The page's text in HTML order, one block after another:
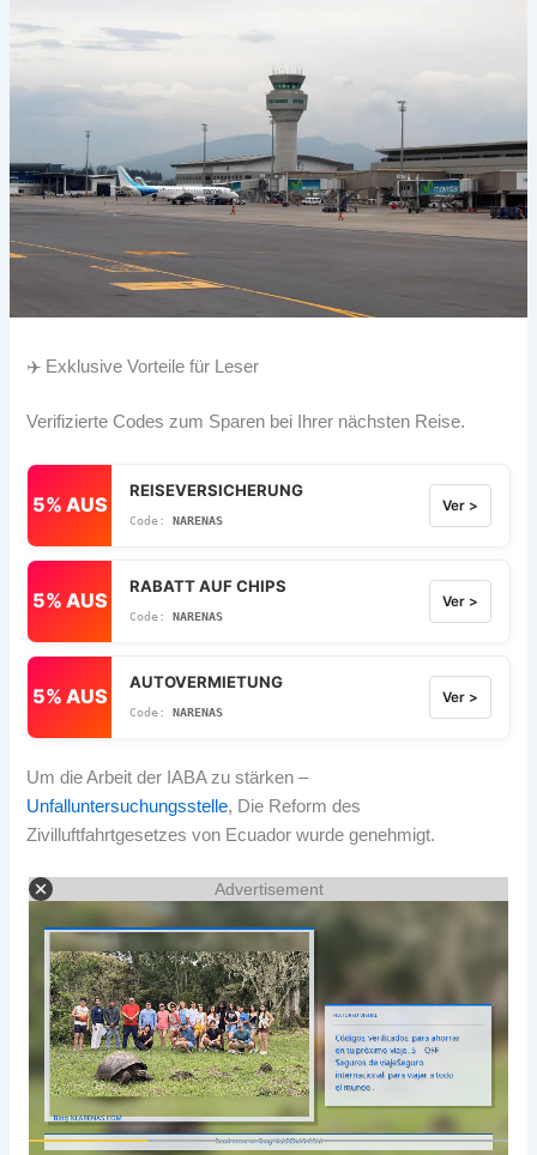
✈️ Exklusive Vorteile für Leser
Verifizierte Codes zum Sparen bei Ihrer nächsten Reise.
5% AUS
REISEVERSICHERUNG
NARENAS
Ver >
5% AUS
RABATT AUF CHIPS
NARENAS
Ver >
5% AUS
AUTOVERMIETUNG
NARENAS
Ver >
Um die Arbeit der IABA zu stärken –
Unfalluntersuchungsstelle, Die Reform des
Zivilluftfahrtgesetzes von Ecuador wurde genehmigt.
Advertisement